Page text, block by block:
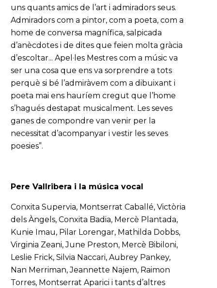
uns quants amics de l’art i admiradors seus.
Admiradors com a pintor, com a poeta, com a
home de conversa magnífica, salpicada
d’anècdotes i de dites que feien molta gràcia
d’escoltar... Apel·les Mestres com a músic va
ser una cosa que ens va sorprendre a tots
perquè si bé l’admiràvem com a dibuixant i
poeta mai ens hauríem cregut que l’home
s’hagués destapat musicalment. Les seves
ganes de compondre van venir per la
necessitat d’acompanyar i vestir les seves
poesies”.
Pere Vallribera i la música vocal
Conxita Supervia, Montserrat Caballé, Victòria
dels Àngels, Conxita Badia, Mercè Plantada,
Kunie Imau, Pilar Lorengar, Mathilda Dobbs,
Virginia Zeani, June Preston, Mercè Bibiloni,
Leslie Frick, Silvia Naccari, Aubrey Pankey,
Nan Merriman, Jeannette Najem, Raimon
Torres, Montserrat Aparici i tants d’altres